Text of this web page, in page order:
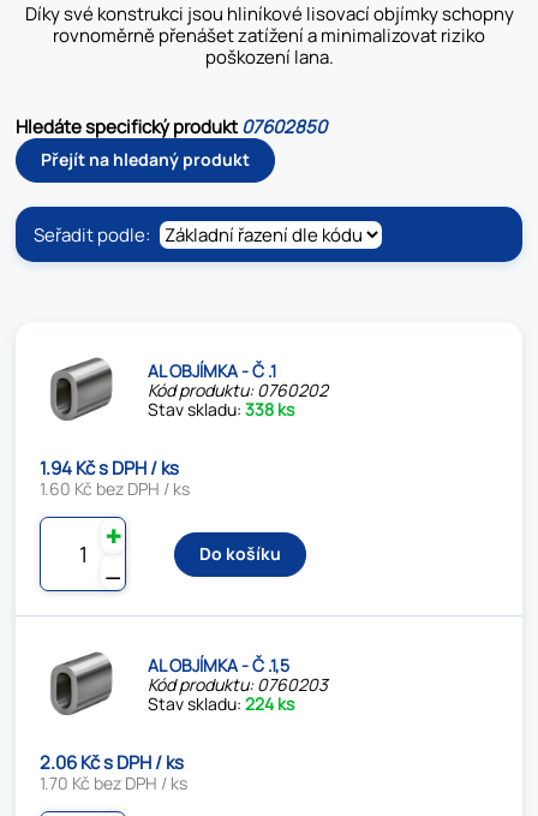
Díky své konstrukci jsou hliníkové lisovací objímky schopny
rovnoměrně přenášet zatížení a minimalizovat riziko
poškození lana.
Hledáte specifický produkt07602850
Přejít na hledaný produkt
Seřadit podle:
AL OBJÍMKA - Č .1
Kód produktu: 0760202
Stav skladu:338 ks
1.94 Kč s DPH / ks
1.60 Kč bez DPH / ks
⚊
✚
Do košíku
AL OBJÍMKA - Č .1,5
Kód produktu: 0760203
Stav skladu:224 ks
2.06 Kč s DPH / ks
1.70 Kč bez DPH / ks